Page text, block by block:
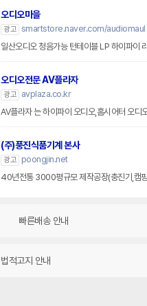
오디오마을
광고 smartstore.naver.com/audiomaul
일산오디오 청음가능 턴테이블 LP 하이파이
오디오전문 AV플라자
광고
avplaza.co.kr
AV플라자 는 하이파이 오디오,홈시어터 오디
(주)풍진식품기계 본사
광고
poongjin.net
40년전통 3000평규모 제작공장(충진기,캠
빠른배송 안내
법적고지 안내